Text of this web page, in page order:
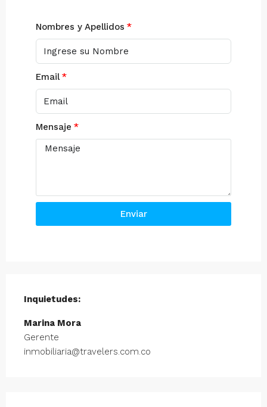
Nombres y Apellidos
Email
Mensaje
Enviar
Inquietudes:
Marina Mora
Gerente
inmobiliaria@travelers.com.co